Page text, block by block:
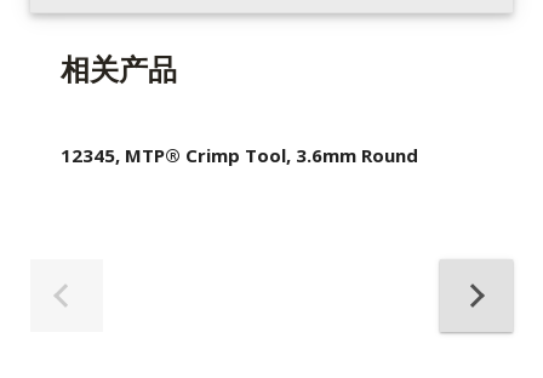
相关产品
12345, MTP® Crimp Tool, 3.6mm Round